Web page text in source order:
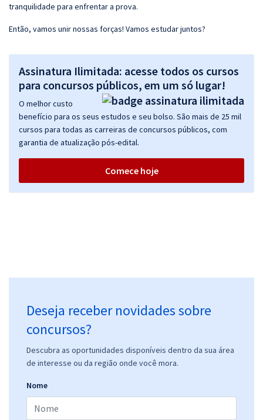
tranquilidade para enfrentar a prova.
Então, vamos unir nossas forças! Vamos estudar juntos?
Assinatura Ilimitada: acesse todos os cursos
para concursos públicos, em um só lugar!
O melhor custo
benefício para os seus estudos e seu bolso. São mais de 25 mil
cursos para todas as carreiras de concursos públicos, com
garantia de atualização pós-edital.
Comece hoje
Deseja receber novidades sobre
concursos?
Descubra as oportunidades disponíveis dentro da sua área
de interesse ou da região onde você mora.
Nome